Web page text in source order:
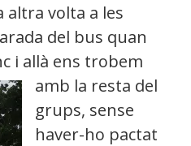
volta a les
del bus quan
i allà ens trobem
amb la resta del
grups, sense
haver-ho pactat